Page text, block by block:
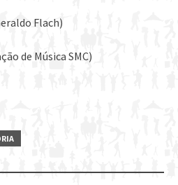
Flach)
de Música SMC)